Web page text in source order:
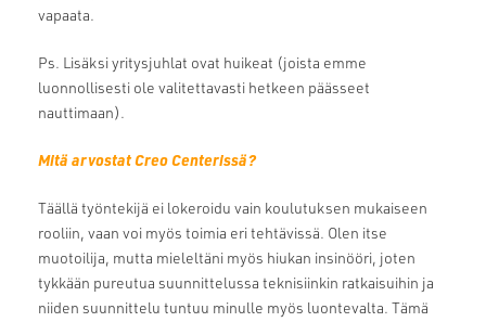
vapaata.
Ps. Lisäksi yritysjuhlat ovat huikeat (joista emme
luonnollisesti ole valitettavasti hetkeen päässeet
nauttimaan).
Mitä arvostat Creo Centerissä?
Täällä työntekijä ei lokeroidu vain koulutuksen mukaiseen
rooliin, vaan voi myös toimia eri tehtävissä. Olen itse
muotoilija, mutta mieleltäni myös hiukan insinööri, joten
tykkään pureutua suunnittelussa teknisiinkin ratkaisuihin ja
niiden suunnittelu tuntuu minulle myös luontevalta. Tämä